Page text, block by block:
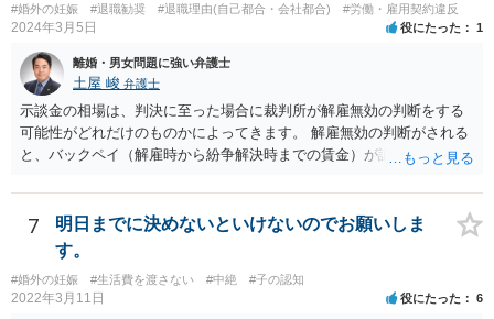
#婚外の妊娠 #退職勧奨 #退職理由(自己都合・会社都合) #労働・雇用契約違反
2024年3月5日 役にたった 1
離婚・男女問題に強い弁護士
土屋 峻 弁護士
示談金の相場は、判決に至った場合に裁判所が解雇無効の判断をする
可能性がどれだけのものかによってきます。 解雇無効の判断がされる
と、バックペイ（解雇時から紛争解決時までの賃金）が認められるの
準となります。解決金の基準は、半年から１年程度の賃金相当額くら
いだと思います。 この件は、弁護士に具体的な内容について、ご相談
された方がよい事案だと考えます。
7
明日までに決めないといけないのでお願いしま
す。
#婚外の妊娠 #生活費を渡さない #中絶 #子の認知
2022年3月11日 役にたった 6